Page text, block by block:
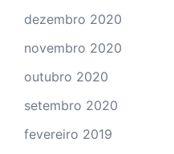
dezembro 2020
novembro 2020
outubro 2020
setembro 2020
fevereiro 2019